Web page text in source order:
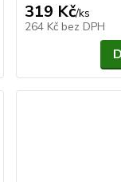
319 Kč/ks
264 Kč bez DPH